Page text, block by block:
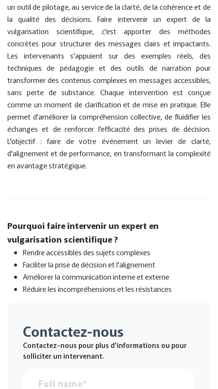
un outil de pilotage, au service de la clarté, de la cohérence et de
la qualité des décisions. Faire intervenir un expert de la
vulgarisation scientifique, c'est apporter des méthodes
concrètes pour structurer des messages clairs et impactants.
Les intervenants s'appuient sur des exemples réels, des
techniques de pédagogie et des outils de narration pour
transformer des contenus complexes en messages accessibles,
sans perte de substance. Chaque intervention est conçue
comme un moment de clarification et de mise en pratique. Elle
permet d'améliorer la compréhension collective, de fluidifier les
échanges et de renforcer l'efficacité des prises de décision.
L'objectif : faire de votre événement un levier de clarté,
d'alignement et de performance, en transformant la complexité
en avantage stratégique.
Pourquoi faire intervenir un expert en
vulgarisation scientifique ?
Rendre accessibles des sujets complexes
Faciliter la prise de décision et l'alignement
Améliorer la communication interne et externe
Réduire les incompréhensions et les résistances
Contactez-nous
Contactez-nous pour plus d'informations ou pour
solliciter un intervenant.